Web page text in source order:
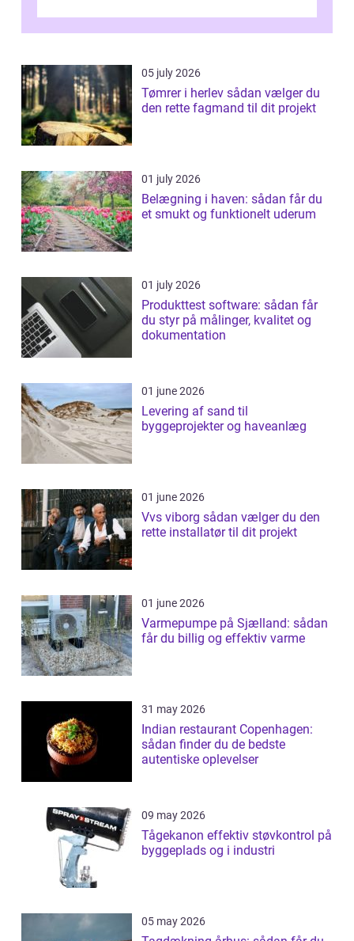
05 july 2026
Tømrer i herlev sådan vælger du
den rette fagmand til dit projekt
01 july 2026
Belægning i haven: sådan får du
et smukt og funktionelt uderum
01 july 2026
Produkttest software: sådan får
du styr på målinger, kvalitet og
dokumentation
01 june 2026
Levering af sand til
byggeprojekter og haveanlæg
01 june 2026
Vvs viborg sådan vælger du den
rette installatør til dit projekt
01 june 2026
Varmepumpe på Sjælland: sådan
får du billig og effektiv varme
31 may 2026
Indian restaurant Copenhagen:
sådan finder du de bedste
autentiske oplevelser
09 may 2026
Tågekanon effektiv støvkontrol på
byggeplads og i industri
05 may 2026